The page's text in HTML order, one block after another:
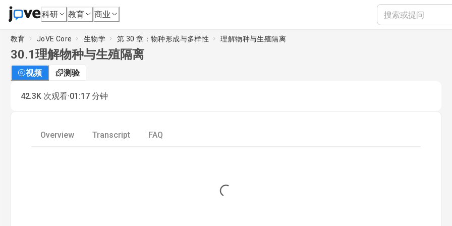
科研 教育 商业
教育 JoVE Core 生物学 第 30 章：物种形成与多样性 理解物种与生殖隔离
30.1理解物种与生殖隔离
视频 测验
42.3K 次观看·01:17 分钟
Overview Transcript FAQ
Loading...